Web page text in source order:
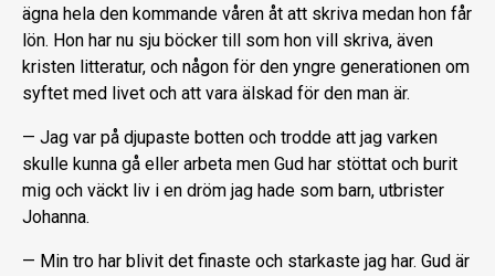
ägna hela den kommande våren åt att skriva medan hon får
lön. Hon har nu sju böcker till som hon vill skriva, även
kristen litteratur, och någon för den yngre generationen om
syftet med livet och att vara älskad för den man är.
— Jag var på djupaste botten och trodde att jag varken
skulle kunna gå eller arbeta men Gud har stöttat och burit
mig och väckt liv i en dröm jag hade som barn, utbrister
Johanna.
— Min tro har blivit det finaste och starkaste jag har. Gud är